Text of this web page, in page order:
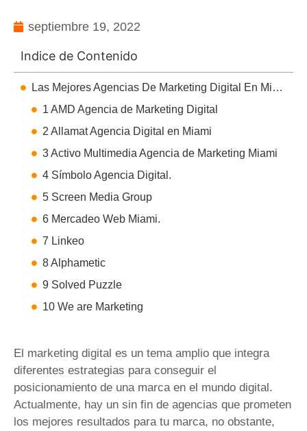
septiembre 19, 2022
Indice de Contenido
Las Mejores Agencias De Marketing Digital En Miami
1 AMD Agencia de Marketing Digital
2 Allamat Agencia Digital en Miami
3 Activo Multimedia Agencia de Marketing Miami
4 Símbolo Agencia Digital.
5 Screen Media Group
6 Mercadeo Web Miami.
7 Linkeo
8 Alphametic
9 Solved Puzzle
10 We are Marketing
El marketing digital es un tema amplio que integra
diferentes estrategias para conseguir el
posicionamiento de una marca en el mundo digital.
Actualmente, hay un sin fin de agencias que prometen
los mejores resultados para tu marca, no obstante,